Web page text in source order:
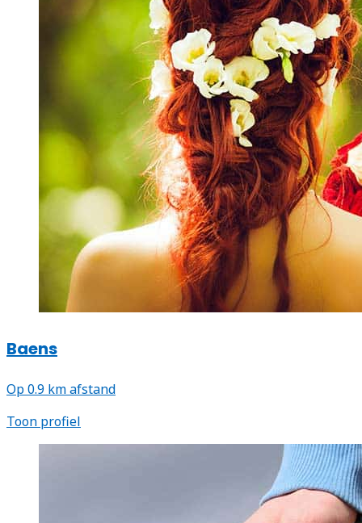
Baens
Op 0.9 km afstand
Toon profiel